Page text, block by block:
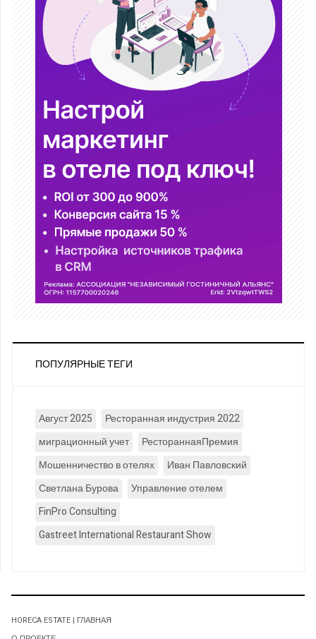
ПОПУЛЯРНЫЕ ТЕГИ
Август 2025
Ресторанная индустрия 2022
миграционный учет
РестораннаяПремия
Мошенничество в отелях
Иван Павловский
Светлана Бурова
Управление отелем
FinPro Consulting
Gastreet International Restaurant Show
HORECA ESTATE | ГЛАВНАЯ